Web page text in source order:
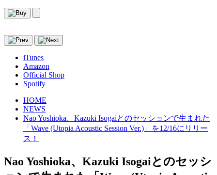
iTunes
Amazon
Official Shop
Spotify
HOME
NEWS
Nao Yoshioka、Kazuki Isogaiとのセッションで生まれた
「Wave (Utopia Acoustic Session Ver.)」を12/16にリリー
ス！
Nao Yoshioka、Kazuki Isogaiとのセッシ